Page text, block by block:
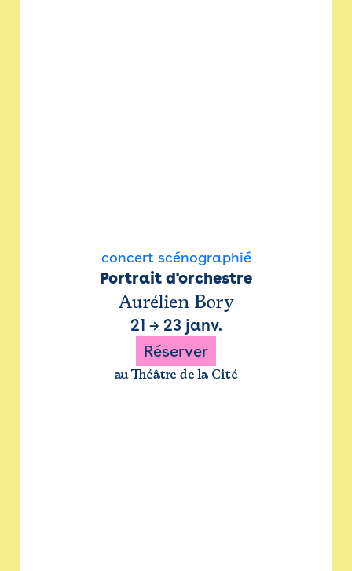
concert scénographié
Portrait d'orchestre
Aurélien Bory
21 → 23 janv.
Réserver
au Théâtre de la Cité